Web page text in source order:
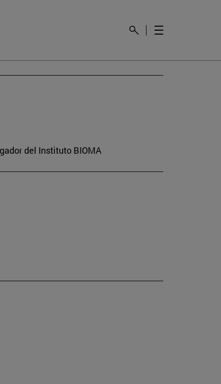
del Instituto BIOMA